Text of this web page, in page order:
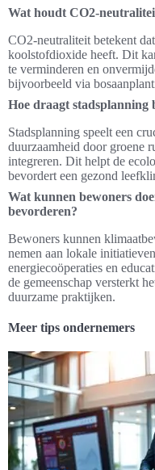
Wat houdt CO2-
CO2-neutraliteit betekent
koolstofdioxide heeft. Dit
te verminderen en
bijvoorbeeld via
Hoe draagt stadsplanning
Stadsplanning speelt een
duurzaamheid door groene
integreren. Dit helpt de
bevordert een gezond
Wat kunnen bewoners
bevorderen?
Bewoners kunnen
nemen aan lokale
energiecoöperaties en
de gemeenschap versterkt
duurzame praktijken.
Meer tips ondernemers